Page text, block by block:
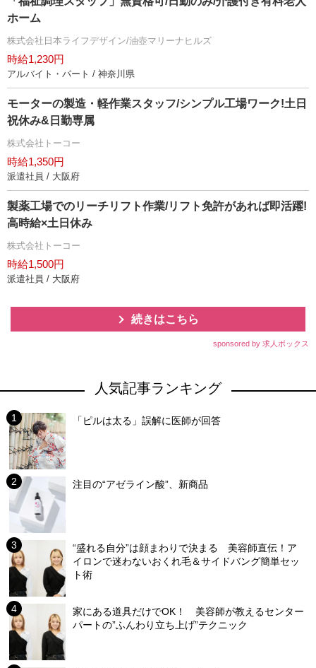
ホーム
株式会社日本ライフデザイン/油壺マリーナヒルズ
時給1,230円
アルバイト・パート / 神奈川県
モーターの製造・軽作業スタッフ/シンプル工場ワーク!土日
祝休み&日勤専属
株式会社トーコー
時給1,350円
派遣社員 / 大阪府
製薬工場でのリーチリフト作業/リフト免許があれば即活躍!
高時給×土日休み
株式会社トーコー
時給1,500円
派遣社員 / 大阪府
続きはこちら
sponsored by 求人ボックス
人気記事ランキング
「ピルは太る」誤解に医師が回答
注目の“アゼライン酸”、新商品
“盛れる自分”は顔まわりで決まる 美容師直伝！ア
イロンで迷わないおくれ毛＆サイドバング簡単セッ
ト術
家にある道具だけでOK！ 美容師が教えるセンター
パートの”ふんわり立ち上げ”テクニック